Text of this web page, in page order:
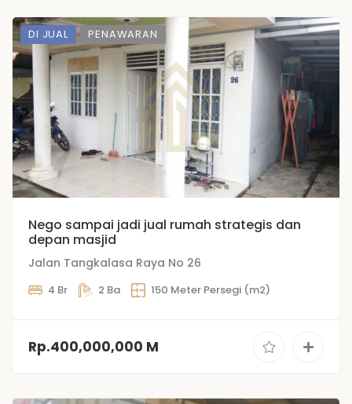
DI JUAL PENAWARAN
Nego sampai jadi jual rumah strategis dan
depan masjid
Jalan Tangkalasa Raya No 26
4 Br 2 Ba 150 Meter Persegi (m2)
Rp.400,000,000 M